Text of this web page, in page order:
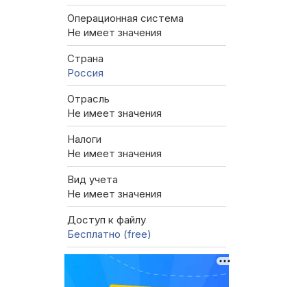
Операционная система
Не имеет значения
Страна
Россия
Отрасль
Не имеет значения
Налоги
Не имеет значения
Вид учета
Не имеет значения
Доступ к файлу
Бесплатно (free)